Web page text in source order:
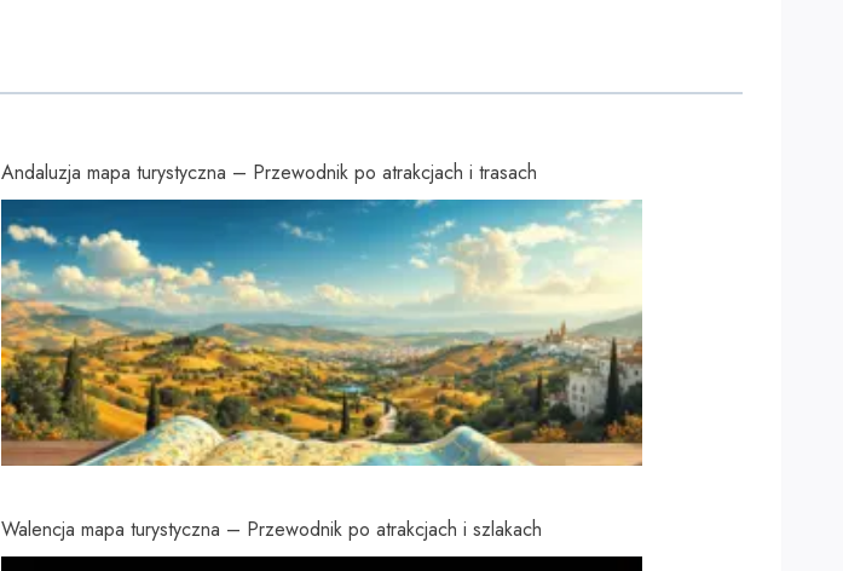
Andaluzja mapa turystyczna – Przewodnik po atrakcjach i trasach
Walencja mapa turystyczna – Przewodnik po atrakcjach i szlakach